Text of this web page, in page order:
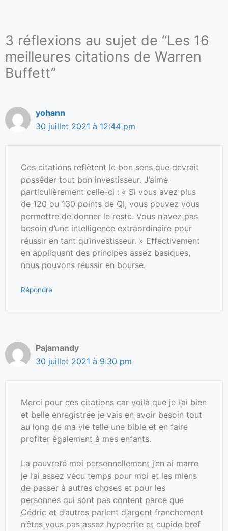
3 réflexions au sujet de “Les 16
meilleures citations de Warren
Buffett”
yohann
30 juillet 2021 à 12:44 pm
Ces citations reflètent le bon sens que devrait
posséder tout bon investisseur. J’aime
particulièrement celle-ci : « Si vous avez plus
de 120 ou 130 points de QI, vous pouvez vous
permettre de donner le reste. Vous n’avez pas
besoin d’une intelligence extraordinaire pour
réussir en tant qu’investisseur. » Effectivement
en appliquant des principes assez basiques,
nous pouvons réussir en bourse.
Répondre
Pajamandy
30 juillet 2021 à 9:30 pm
Merci pour ces citations car voilà que je l’ai bien
et belle enregistrée je vais en avoir besoin tout
au long de ma vie telle une bible et en faire
profiter également à mes enfants.
La pauvreté moi personnellement j’en ai marre
je l’ai assez vécu temps pour moi et les miens
de passer à autres choses et pour les
personnes qui sont pas content parce que
Cédric et d’autres parlent d’argent franchement
n’êtes vous pas assez hypocrite et cupide bref